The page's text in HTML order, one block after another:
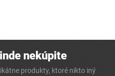
nekúpite
produkty, ktoré nikto iný